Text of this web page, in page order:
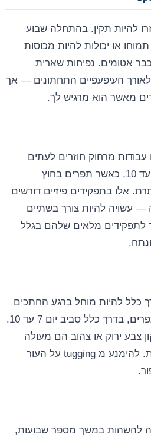
להיות תקין. בהתחלה שבוע
או יכולות להיות מכוסות
אטומים. נפיחות שארית
העיפעפיים התחתונים — אך
מאשר הוא מרגיש לך.
מרחוק חוזרים לעתים
קרובות לעבודה בין ימים 7 עד 10, כאשר תפרים בחוץ
אלו בתפקידים פיזיים דורשים
— עשויה להיות צורך בשתיים
לתפקידים מלאים שלהם בגלל
כלל להיות מוחל ברגע החתכים
אטומים מלא וכבר הוסר תפרים, בדרך כלל סביב יום 7 עד 10.
צבע ירוק או צהוב הם מעולה
לנטרול שארית צבע יקצוצות. להימנע מ tugging על העור
להשהות במשך מספר שבועות,